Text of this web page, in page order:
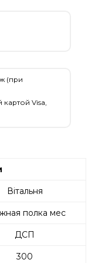
(при
Visa,
Вітальня
полка мес
ДСП
300